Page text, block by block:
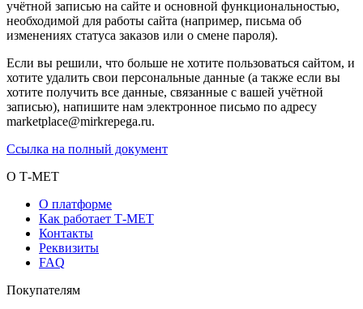
учётной записью на сайте и основной функциональностью,
необходимой для работы сайта (например, письма об
изменениях статуса заказов или о смене пароля).
Если вы решили, что больше не хотите пользоваться сайтом, и
хотите удалить свои персональные данные (а также если вы
хотите получить все данные, связанные с вашей учётной
записью), напишите нам электронное письмо по адресу
marketplace@mirkrepega.ru.
Ссылка на полный документ
О Т-МЕТ
О платформе
Как работает Т-МЕТ
Контакты
Реквизиты
FAQ
Покупателям